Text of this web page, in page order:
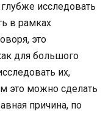
исследовать
в рамках
это
для большого
их,
это можно сделать
причина, по